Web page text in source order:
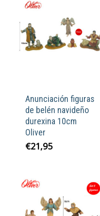
Anunciación figuras
de belén navideño
durexina 10cm
Oliver
€21,95